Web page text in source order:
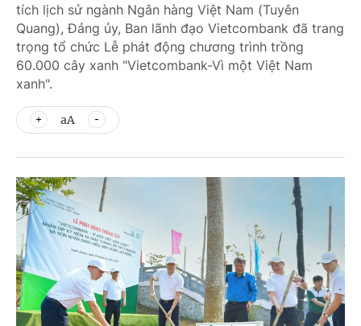
tích lịch sử ngành Ngân hàng Việt Nam (Tuyên
Quang), Đảng ủy, Ban lãnh đạo Vietcombank đã trang
trọng tổ chức Lễ phát động chương trình trồng
60.000 cây xanh "Vietcombank-Vì một Việt Nam
xanh".
aA